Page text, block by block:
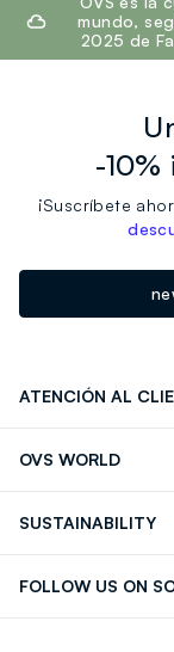
mundo,
2025 de
-
¡Suscríbete
ATENCIÓN AL
OVS WORLD
SUSTAINABILITY
FOLLOW US ON